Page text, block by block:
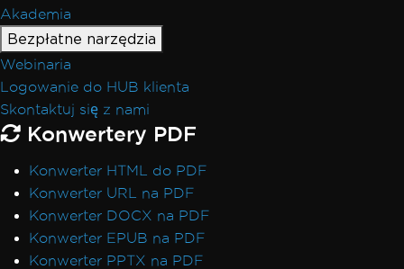
Akademia
Bezpłatne narzędzia
Webinaria
Logowanie do HUB klienta
Skontaktuj się z nami
Konwertery PDF
Konwerter HTML do PDF
Konwerter URL na PDF
Konwerter DOCX na PDF
Konwerter EPUB na PDF
Konwerter PPTX na PDF